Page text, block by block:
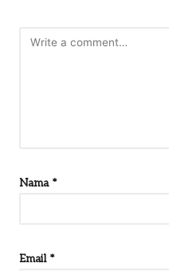
Nama *
Email *